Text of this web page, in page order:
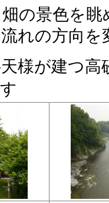
の景色を
れの方向を
様が建つ